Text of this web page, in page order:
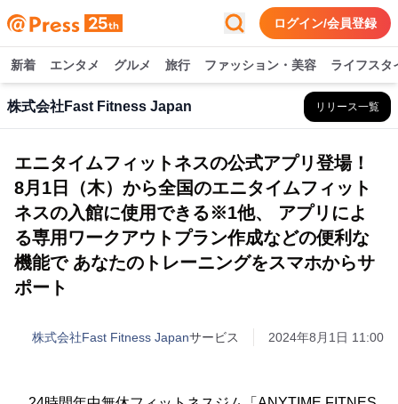
ログイン/会員登録
新着 エンタメ グルメ 旅行 ファッション・美容 ライフスタ
株式会社Fast Fitness Japan リリース一覧
エニタイムフィットネスの公式アプリ登場！
8月1日（木）から全国のエニタイムフィット
ネスの入館に使用できる※1他、 アプリによ
る専用ワークアウトプラン作成などの便利な
機能で あなたのトレーニングをスマホからサ
ポート
株式会社Fast Fitness Japanサービス 2024年8月1日 11:00